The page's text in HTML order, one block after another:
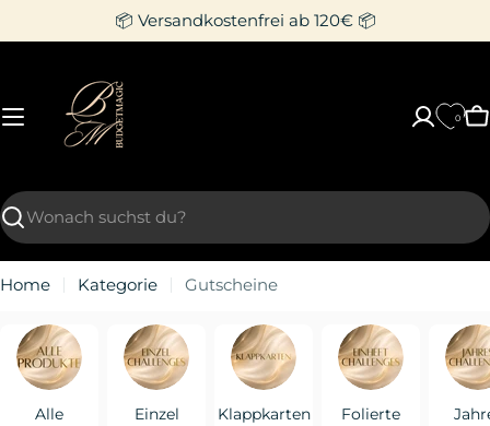
Inhalt
📦 Versandkostenfrei ab 120€ 📦
Suchen
0
Home Kategorie Gutscheine
Alle
Einzel
Klappkarten
Folierte